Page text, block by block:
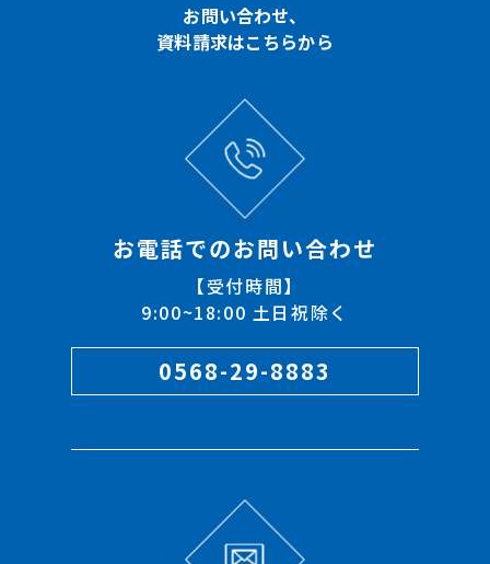
お問い合わせ、
資料請求はこちらから
お電話でのお問い合わせ
【受付時間】
9:00~18:00 土日祝除く
0568-29-8883